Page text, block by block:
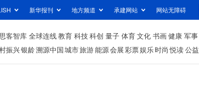
新华报刊 地方频道 承建网站 网站无障碍
客智库 全球连线教育 科技科创 量子 体育文化 书画健康 军事
振兴银龄溯源中国城市旅游能源会展彩票娱乐时尚 悦读公益